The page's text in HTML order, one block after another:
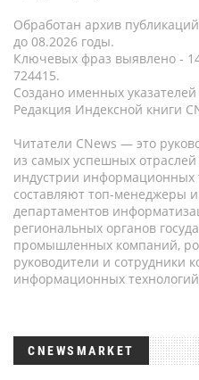
Обработан архив
до 08.2026 годы.
Ключевых фраз выявлено -
724415.
Создано именных указателей
Редакция Индексной книги
Читатели CNews — это
из самых успешных
индустрии информационных
составляют топ-менеджеры
департаментов
региональных органов
промышленных компаний,
руководители и сотрудники
информационных технологий
CNEWSMARKET